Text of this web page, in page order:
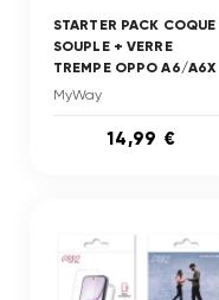
STARTER PACK COQUE
SOUPLE + VERRE
TREMPE OPPO A6/A6X
MyWay
14,99 €